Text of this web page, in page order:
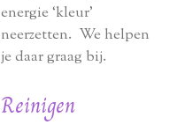
energie ‘kleur’
neerzetten. We helpen
je daar graag bij.
Reinigen